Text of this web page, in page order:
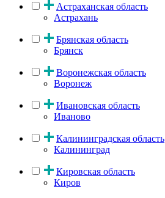
Астраханская область
Астрахань
Брянская область
Брянск
Воронежская область
Воронеж
Ивановская область
Иваново
Калининградская область
Калининград
Кировская область
Киров